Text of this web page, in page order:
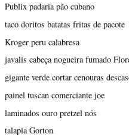
Publix padaria pão cubano
taco doritos batatas fritas de pacote
Kroger peru calabresa
javalis cabeça nogueira fumado
gigante verde cortar cenouras
painel tuscan comerciante joe
laminados ouro pretzel nós
talapia Gorton